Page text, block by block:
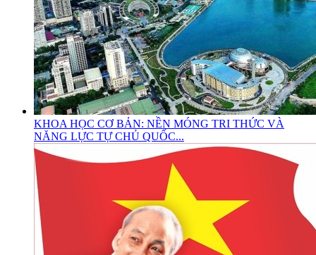
KHOA HỌC CƠ BẢN: NỀN MÓNG TRI THỨC VÀ
NĂNG LỰC TỰ CHỦ QUỐC...